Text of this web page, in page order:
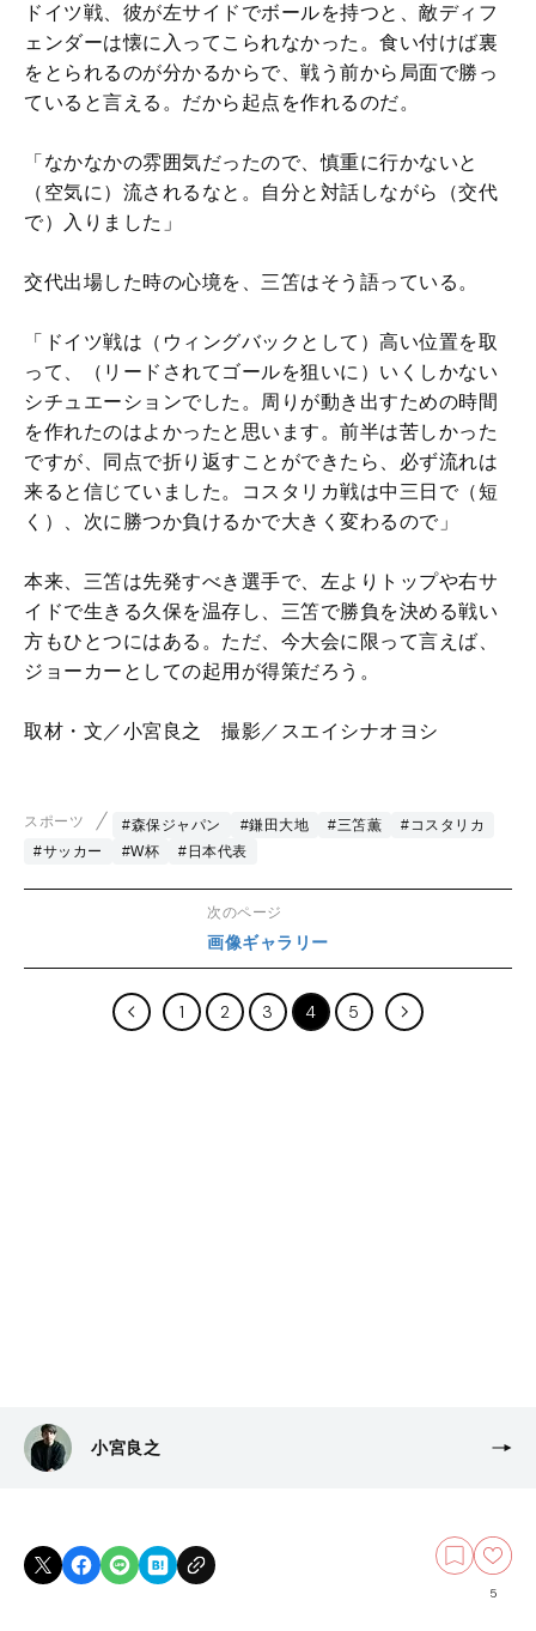
ドイツ戦、彼が左サイドでボールを持つと、敵ディフ
ェンダーは懐に入ってこられなかった。食い付けば裏
をとられるのが分かるからで、戦う前から局面で勝っ
ていると言える。だから起点を作れるのだ。
「なかなかの雰囲気だったので、慎重に行かないと
（空気に）流されるなと。自分と対話しながら（交代
で）入りました」
交代出場した時の心境を、三笘はそう語っている。
「ドイツ戦は（ウィングバックとして）高い位置を取
って、（リードされてゴールを狙いに）いくしかない
シチュエーションでした。周りが動き出すための時間
を作れたのはよかったと思います。前半は苦しかった
ですが、同点で折り返すことができたら、必ず流れは
来ると信じていました。コスタリカ戦は中三日で（短
く）、次に勝つか負けるかで大きく変わるので」
本来、三笘は先発すべき選手で、左よりトップや右サ
イドで生きる久保を温存し、三笘で勝負を決める戦い
方もひとつにはある。ただ、今大会に限って言えば、
ジョーカーとしての起用が得策だろう。
取材・文／小宮良之 撮影／スエイシナオヨシ
スポーツ #森保ジャパン #鎌田大地 #三笘薫
#コスタリカ
#サッカー
#W杯 #日本代表
次のページ
画像ギャラリー
1 2 3 4 5
小宮良之
5